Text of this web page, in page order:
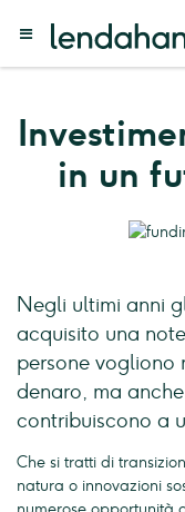
in un
Negli ultimi anni
acquisito una
persone vogliono
denaro, ma
contribuiscono a
Che si tratti di
natura o innovazioni